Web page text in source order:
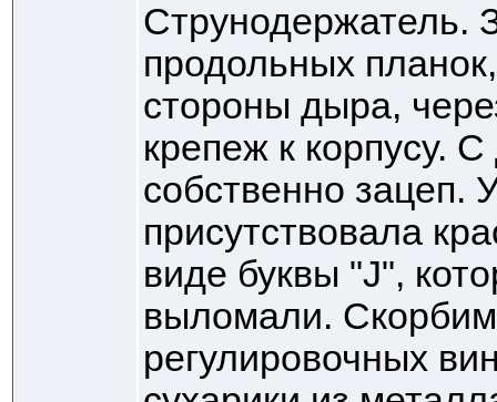
Струнодержатель.
продольных
стороны дыра,
крепеж к корпусу.
собственно зацеп.
присутствовала
виде буквы "J",
выломали.
регулировочных